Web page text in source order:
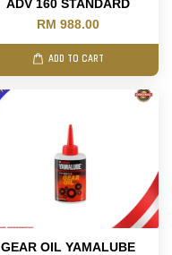
ADV 160 STANDARD
RM 988.00
ADD TO CART
GEAR OIL YAMALUBE